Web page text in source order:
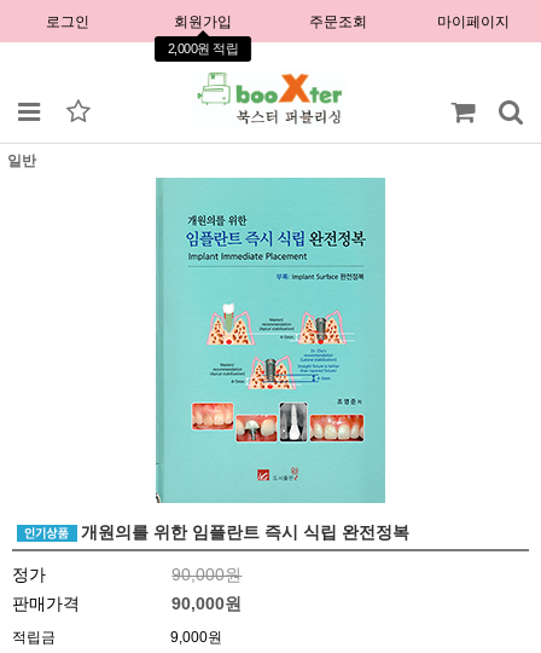
로그인 회원가입
2,000원 적립
주문조회 마이페이지
일반
개원의를 위한 임플란트 즉시 식립 완전정복
정가
90,000원
판매가격
90,000원
적립금 9,000원